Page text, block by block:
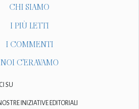
CHI SIAMO
I PIÙ LETTI
I COMMENTI
NOI C'ERAVAMO
SU
INIZIATIVE EDITORIALI